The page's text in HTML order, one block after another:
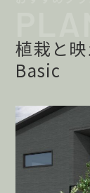
植栽と
Basic